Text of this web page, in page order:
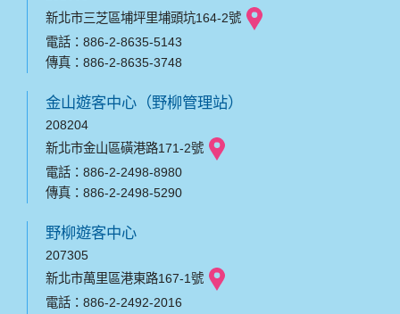
新北市三芝區埔坪里埔頭坑164-2號
電話：886-2-8635-5143
傳真：886-2-8635-3748
金山遊客中心（野柳管理站）
208204
新北市金山區磺港路171-2號
電話：886-2-2498-8980
傳真：886-2-2498-5290
野柳遊客中心
207305
新北市萬里區港東路167-1號
電話：886-2-2492-2016